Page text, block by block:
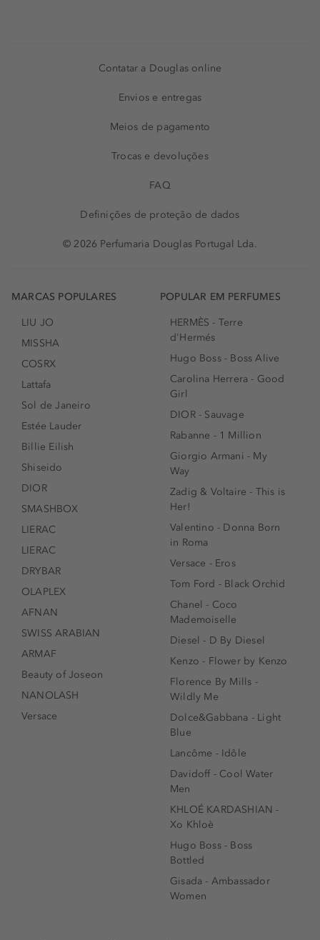
Contatar a Douglas online
Envios e entregas
Meios de pagamento
Trocas e devoluções
FAQ
Definições de proteção de dados
© 2026 Perfumaria Douglas Portugal Lda.
MARCAS POPULARES
LIU JO
MISSHA
COSRX
Lattafa
Sol de Janeiro
Estée Lauder
Billie Eilish
Shiseido
DIOR
SMASHBOX
LIERAC
LIERAC
DRYBAR
OLAPLEX
AFNAN
SWISS ARABIAN
ARMAF
Beauty of Joseon
NANOLASH
Versace
POPULAR EM PERFUMES
HERMÈS - Terre
d'Hermés
Hugo Boss - Boss Alive
Carolina Herrera - Good
Girl
DIOR - Sauvage
Rabanne - 1 Million
Giorgio Armani - My
Way
Zadig & Voltaire - This is
Her!
Valentino - Donna Born
in Roma
Versace - Eros
Tom Ford - Black Orchid
Chanel - Coco
Mademoiselle
Diesel - D By Diesel
Kenzo - Flower by Kenzo
Florence By Mills -
Wildly Me
Dolce&Gabbana - Light
Blue
Lancôme - Idôle
Davidoff - Cool Water
Men
KHLOÉ KARDASHIAN -
Xo Khloè
Hugo Boss - Boss
Bottled
Gisada - Ambassador
Women